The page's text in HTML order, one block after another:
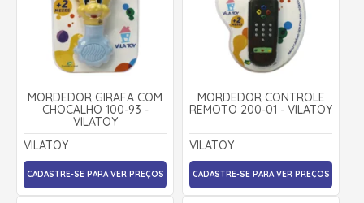
MORDEDOR GIRAFA COM
CHOCALHO 100-93 -
VILATOY
VILATOY
CADASTRE-SE PARA VER PREÇOS
MORDEDOR CONTROLE
REMOTO 200-01 - VILATOY
VILATOY
CADASTRE-SE PARA VER PREÇOS